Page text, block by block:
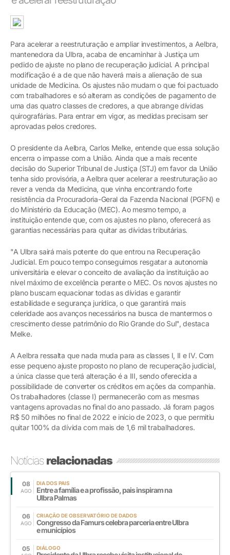
Para acelerar a reestruturação e ampliar investimentos, a Aelbra,
mantenedora da Ulbra, acaba de encaminhar à Justiça um
pedido de ajuste no plano de recuperação judicial. A principal
modificação é a de que não haverá mais a alienação de sua
unidade de Medicina. Os ajustes não mudam o que foi pactuado
com trabalhadores e só alteram as condições de pagamento de
uma das quatro classes de credores, a que abrange dívidas
quirografárias. Para entrar em vigor, as medidas precisam ser
aprovadas pelos credores.
O presidente da Aelbra, Carlos Melke, entende que essa solução
encerra o impasse com a União. Ainda que a mais recente
decisão do Superior Tribunal de Justiça (STJ) em favor da União
tenha sido provisória, a Aelbra quer acelerar a reestruturação ao
rever a venda da Medicina, que vinha encontrando forte
resistência da Procuradoria-Geral da Fazenda Nacional (PGFN) e
do Ministério da Educação (MEC). Ao mesmo tempo, a
instituição entende que, com os ajustes no plano, oferecerá as
garantias necessárias para quitar as dívidas tributárias.
"A Ulbra sairá mais potente do que entrou na Recuperação
Judicial. Em pouco tempo conseguimos resgatar a autonomia
universitária e elevar o conceito de avaliação da instituição ao
nível máximo de excelência perante o MEC. Os novos ajustes no
plano buscam equacionar todas as dívidas e garantir
estabilidade e segurança jurídica, o que garantirá mais
celeridade aos avanços necessários na busca de mantermos o
crescimento desse patrimônio do Rio Grande do Sul", destaca
Melke.
A Aelbra ressalta que nada muda para as classes I, II e IV. Com
esse pequeno ajuste proposto no plano de recuperação judicial,
a única classe que terá alteração é a III, sendo oferecida a
possibilidade de converter os créditos em ações da companhia.
Os trabalhadores (classe I) permanecerão com as mesmas
vantagens aprovadas no final do ano passado. Já foram pagos
R$ 50 milhões no final de 2022 e início de 2023, o que permitiu
quitar 100% da dívida com mais de 1,6 mil trabalhadores.
Notíciasrelacionadas
08
AGO
DIA DOS PAIS
Entre a família e a profissão, pais inspiram na
Ulbra Palmas
06
AGO
CRIAÇÃO DE OBSERVATÓRIO DE DADOS
Congresso da Famurs celebra parceria entre Ulbra
e municípios
05 DIÁLOGO